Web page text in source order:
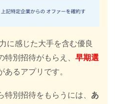
に感じた大手を含む優良
別招待がもらえ、 早期選
あるアプリです。
別招待をもらうには、 あ